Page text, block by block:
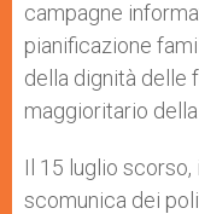
campagne
pianificazione
della dignità delle
maggioritario della
Il 15 luglio scorso,
scomunica dei